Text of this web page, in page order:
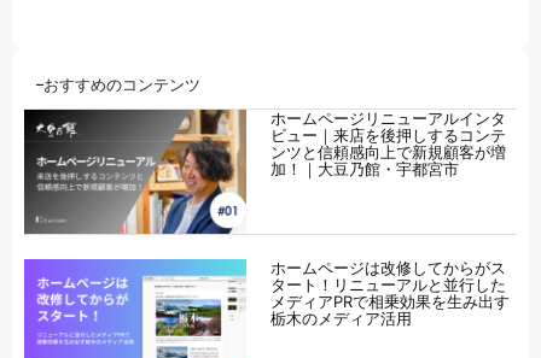
おすすめのコンテンツ
ホームページリニューアルインタ
ビュー｜来店を後押しするコンテ
ンツと信頼感向上で新規顧客が増
加！｜大豆乃館・宇都宮市
ホームページは改修してからがス
タート！リニューアルと並行した
メディアPRで相乗効果を生み出す
栃木のメディア活用